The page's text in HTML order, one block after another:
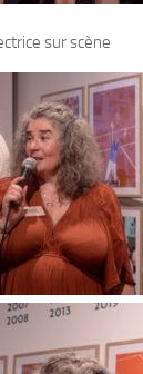
sur scène